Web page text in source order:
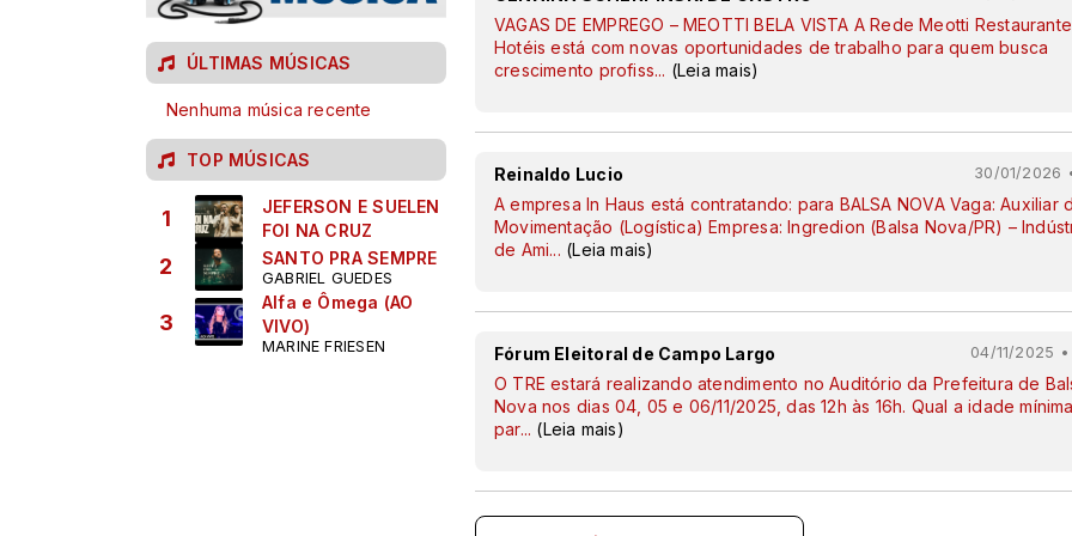
VAGAS DE EMPREGO – MEOTTI BELA VISTA A Rede Meotti
Hotéis está com novas oportunidades de trabalho para quem busca
crescimento profiss... (Leia mais)
Reinaldo Lucio 30/01/2026 •
A empresa In Haus está contratando: para BALSA NOVA Vaga: Auxiliar
Movimentação (Logística) Empresa: Ingredion (Balsa Nova/PR) –
de Ami... (Leia mais)
Fórum Eleitoral de Campo Largo 04/11/2025 •
O TRE estará realizando atendimento no Auditório da Prefeitura de
Nova nos dias 04, 05 e 06/11/2025, das 12h às 16h. Qual a idade mínima
par... (Leia mais)
ÚLTIMAS MÚSICAS
Nenhuma música recente
TOP MÚSICAS
1
JEFERSON E SUELEN
FOI NA CRUZ
2 SANTO PRA SEMPRE
GABRIEL GUEDES
3
Alfa e Ômega (AO
VIVO)
MARINE FRIESEN